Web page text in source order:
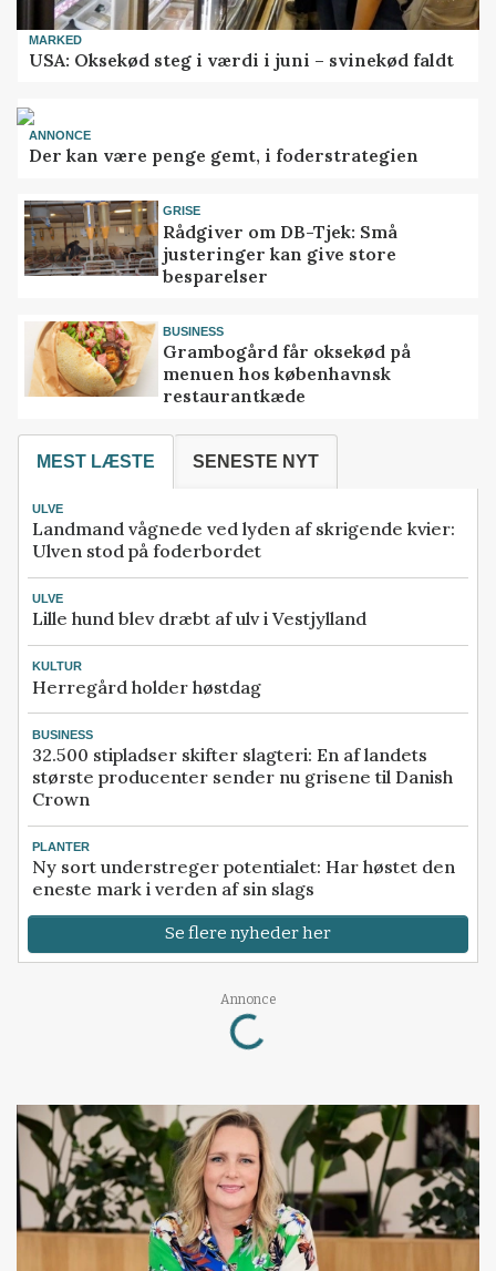
MARKED
USA: Oksekød steg i værdi i juni – svinekød faldt
ANNONCE
Der kan være penge gemt, i foderstrategien
GRISE
Rådgiver om DB-Tjek: Små
justeringer kan give store
besparelser
BUSINESS
Grambogård får oksekød på
menuen hos københavnsk
restaurantkæde
MEST LÆSTE SENESTE NYT
ULVE
Landmand vågnede ved lyden af skrigende kvier:
Ulven stod på foderbordet
ULVE
Lille hund blev dræbt af ulv i Vestjylland
KULTUR
Herregård holder høstdag
BUSINESS
32.500 stipladser skifter slagteri: En af landets
største producenter sender nu grisene til Danish
Crown
PLANTER
Ny sort understreger potentialet: Har høstet den
eneste mark i verden af sin slags
Se flere nyheder her
Annonce
Loading...